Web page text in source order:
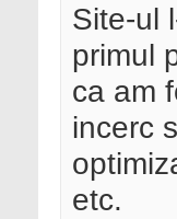
Site-ul
primul
ca am
incerc
etc.